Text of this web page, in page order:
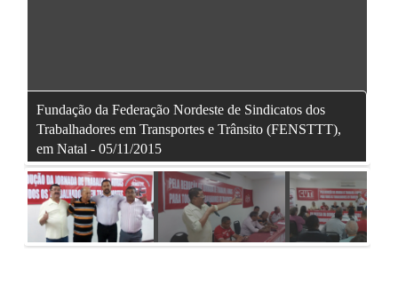
Fundação da Federação Nordeste de Sindicatos dos
Trabalhadores em Transportes e Trânsito (FENSTTT),
em Natal - 05/11/2015